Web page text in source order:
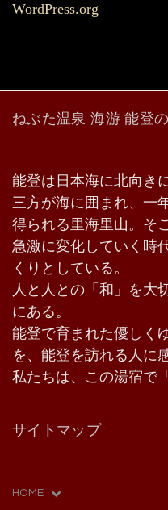
WordPress.org
ねぶた温泉 海游 能登
能登は日本海に北向き
三方が海に囲まれ、一
得られる里海里山。そ
急激に変化していく時
くりとしている。
人と人との「和」を大
にある。
能登で育まれた優しく
を、能登を訪れる人に
私たちは、この湯宿で
サイトマップ
HOME